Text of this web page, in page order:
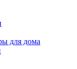
для дома